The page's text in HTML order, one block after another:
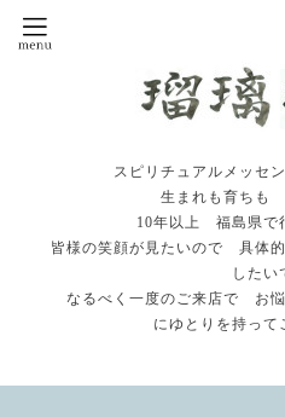
スピリチュアルメッセ
生まれも育ちも
10年以上 福島県で
皆様の笑顔が見たいので 具体
したい
なるべく一度のご来店で お
にゆとりを持って